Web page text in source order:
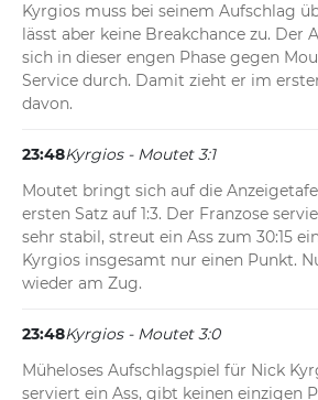
Kyrgios muss bei seinem Aufschlag
lässt aber keine Breakchance zu. Der
sich in dieser engen Phase gegen
Service durch. Damit zieht er im
davon.
23:48Kyrgios - Moutet 3:1
Moutet bringt sich auf die
ersten Satz auf 1:3. Der Franzose
sehr stabil, streut ein Ass zum 30:15
Kyrgios insgesamt nur einen Punkt.
wieder am Zug.
23:48Kyrgios - Moutet 3:0
Müheloses Aufschlagspiel für Nick
serviert ein Ass, gibt keinen einzigen